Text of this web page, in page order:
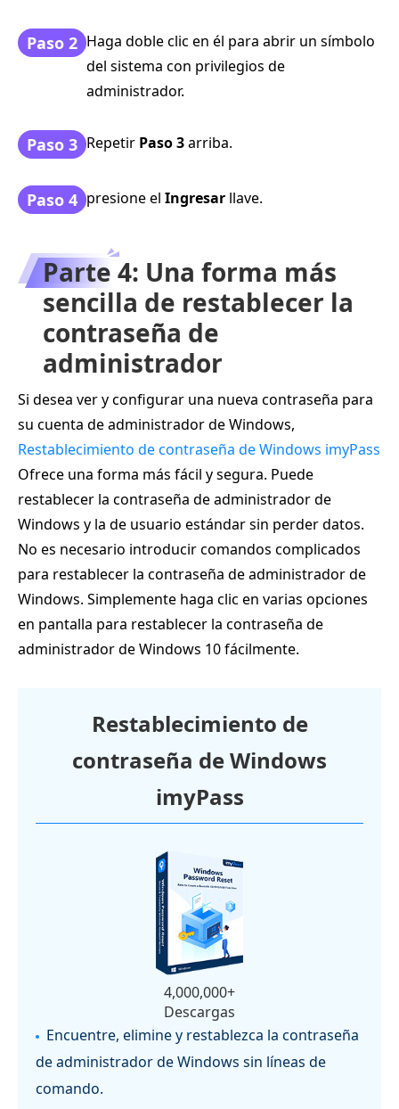
Paso 2 Haga doble clic en él para abrir un símbolo
del sistema con privilegios de
administrador.
Paso 3 Repetir Paso 3arriba.
Paso 4 presione el Ingresar llave.
Parte 4: Una forma más
sencilla de restablecer la
contraseña de
administrador
Si desea ver y configurar una nueva contraseña para
su cuenta de administrador de Windows,
Restablecimiento de contraseña de Windows imyPass
Ofrece una forma más fácil y segura. Puede
restablecer la contraseña de administrador de
Windows y la de usuario estándar sin perder datos.
No es necesario introducir comandos complicados
para restablecer la contraseña de administrador de
Windows. Simplemente haga clic en varias opciones
en pantalla para restablecer la contraseña de
administrador de Windows 10 fácilmente.
Restablecimiento de
contraseña de Windows
imyPass
4,000,000+
Descargas
Encuentre, elimine y restablezca la contraseña
de administrador de Windows sin líneas de
comando.